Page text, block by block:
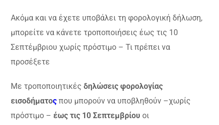
Ακόμα και να έχετε υποβάλει τη φορολογική δήλωση,
μπορείτε να κάνετε τροποποιήσεις έως τις 10
Σεπτέμβριου χωρίς πρόστιμο – Τι πρέπει να
προσέξετε
Με τροποποιητικέςδηλώσεις φορολογίας
εισοδήματος που μπορούν να υποβληθούν –χωρίς
πρόστιμο – έως τις 10 Σεπτεμβρίου οι